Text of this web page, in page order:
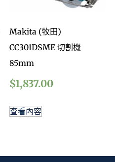
Makita (牧田)
CC301DSME 切割機
85mm
$1,837.00
查看內容